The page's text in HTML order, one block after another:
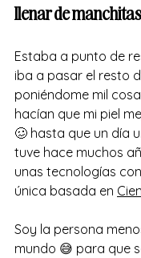
llenar de
Estaba a punto de
iba a pasar el resto
poniéndome mil
hacían que mi piel
🥴 hasta que un día
tuve hace muchos
unas tecnologías
única basada en
Soy la persona
mundo 😅 para que